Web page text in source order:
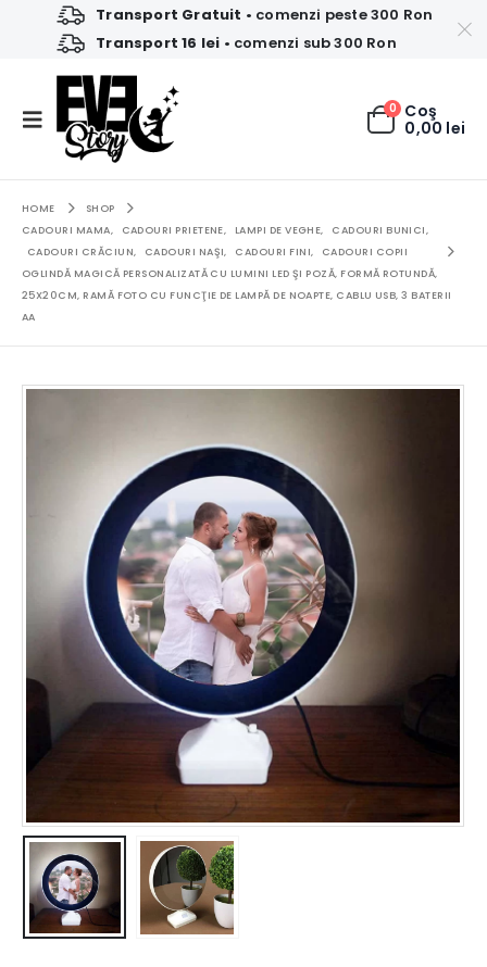
Transport Gratuit • comenzi peste 300 Ron
Transport 16 lei • comenzi sub 300 Ron
0 Coş
0,00 lei
HOME
SHOP
CADOURI MAMA, CADOURI PRIETENE, LAMPI DE VEGHE, CADOURI BUNICI,
CADOURI CRĂCIUN, CADOURI NAŞI, CADOURI FINI,
CADOURI COPII
OGLINDĂ MAGICĂ PERSONALIZATĂ CU LUMINI LED ŞI POZĂ, FORMĂ ROTUNDĂ,
25X20CM, RAMĂ FOTO CU FUNCŢIE DE LAMPĂ DE NOAPTE, CABLU USB, 3 BATERII
AA